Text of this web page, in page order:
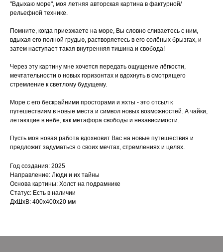
"Вдыхаю море", моя летняя авторская картина в фактурной/
рельефной технике.
Помните, когда приезжаете на море, Вы словно сливаетесь с ним,
вдыхая его полной грудью, растворяетесь в его солёных брызгах, и
затем наступает такая внутренняя тишина и свобода!
Через эту картину мне хочется передать ощущение лёгкости,
мечтательности о новых горизонтах и вдохнуть в смотрящего
стремление к светлому будущему.
Море с его бескрайними просторами и яхты - это отсыл к
путешествиям в новые места и символ новых возможностей. А чайки,
летающие в небе, как метафора свободы и независимости.
Пусть моя новая работа вдохновит Вас на новые путешествия и
предложит задуматься о своих мечтах, стремлениях и целях.
Год создания: 2025
Направление: Люди и их тайны
Основа картины: Холст на подрамнике
Статус: Есть в наличии
ДxШxВ: 400x400x20 мм